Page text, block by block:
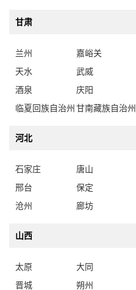
甘肃
兰州 嘉峪关
天水
武威
酒泉
庆阳
临夏回族自治州甘南藏族自治州
河北
石家庄 唐山
邢台
保定
沧州
廊坊
山西
太原 大同
晋城
朔州